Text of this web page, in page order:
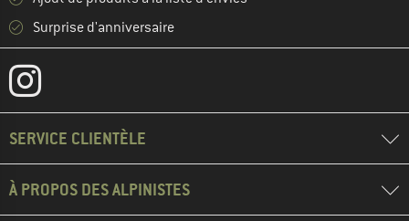
Surprise d'anniversaire
SERVICE CLIENTÈLE
À PROPOS DES ALPINISTES